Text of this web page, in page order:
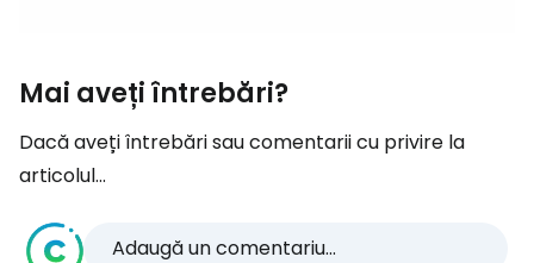
Mai aveți întrebări?
Dacă aveți întrebări sau comentarii cu privire la
articolul...
Adaugă un comentariu...